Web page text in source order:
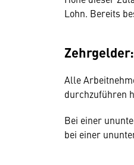
Lohn. Bereits
Zehrgelder:
Alle
durchzuführen
Bei einer
bei einer